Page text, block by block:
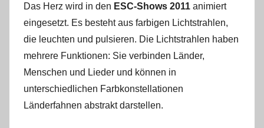
Das Herz wird in den ESC-Shows 2011 animiert
eingesetzt. Es besteht aus farbigen Lichtstrahlen,
die leuchten und pulsieren. Die Lichtstrahlen haben
mehrere Funktionen: Sie verbinden Länder,
Menschen und Lieder und können in
unterschiedlichen Farbkonstellationen
Länderfahnen abstrakt darstellen.